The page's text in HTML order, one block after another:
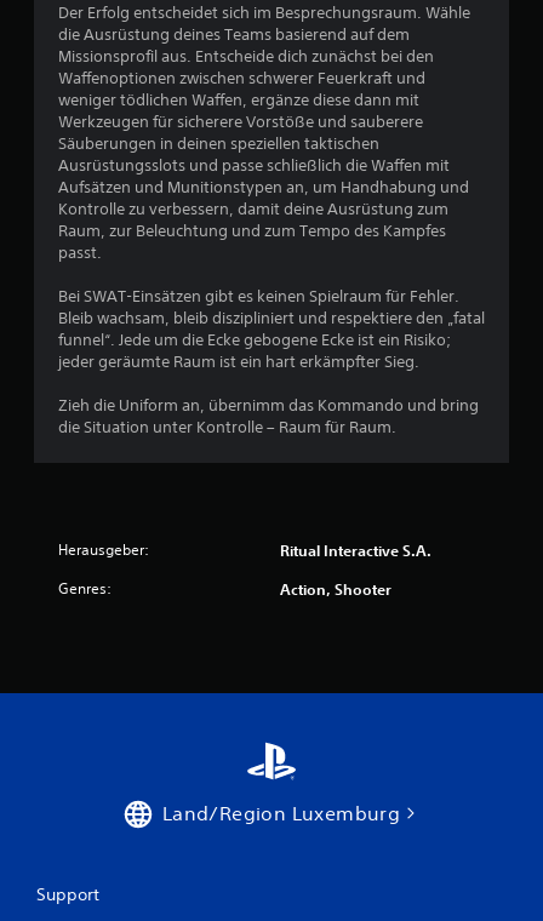
t
e
l
n
v
o
l
l
s
t
ä
i
g
w
i
d
e
r
e
Der Erfolg entscheidet sich im Besprechungsraum. Wähle
die Ausrüstung deines Teams basierend auf dem
Missionsprofil aus. Entscheide dich zunächst bei den
Waffenoptionen zwischen schwerer Feuerkraft und
weniger tödlichen Waffen, ergänze diese dann mit
Werkzeugen für sicherere Vorstöße und sauberere
Säuberungen in deinen speziellen taktischen
Ausrüstungsslots und passe schließlich die Waffen mit
Aufsätzen und Munitionstypen an, um Handhabung und
Kontrolle zu verbessern, damit deine Ausrüstung zum
Raum, zur Beleuchtung und zum Tempo des Kampfes
passt.
Bei SWAT-Einsätzen gibt es keinen Spielraum für Fehler.
Bleib wachsam, bleib diszipliniert und respektiere den „fatal
funnel“. Jede um die Ecke gebogene Ecke ist ein Risiko;
jeder geräumte Raum ist ein hart erkämpfter Sieg.
Zieh die Uniform an, übernimm das Kommando und bring
die Situation unter Kontrolle – Raum für Raum.
Herausgeber: Ritual Interactive S.A.
Genres: Action, Shooter
Land/Region Luxemburg
Support